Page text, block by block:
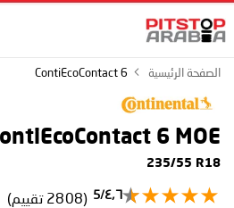
الصفحة الرئيسية ContiEcoContact 6
6 MOE
235/55 R18
٤٫٦/5 (2808 تقييم)